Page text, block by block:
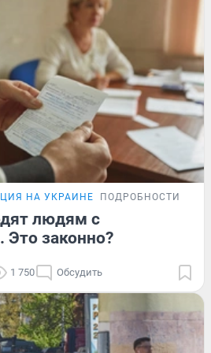
НА УКРАИНЕ ПОДРОБНОСТИ
людям с
Это законно?
1 750 Обсудить